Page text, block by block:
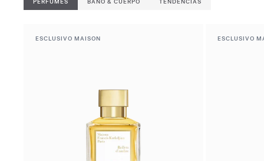
ESCLUSIVO MAISON ESCLUSIVO